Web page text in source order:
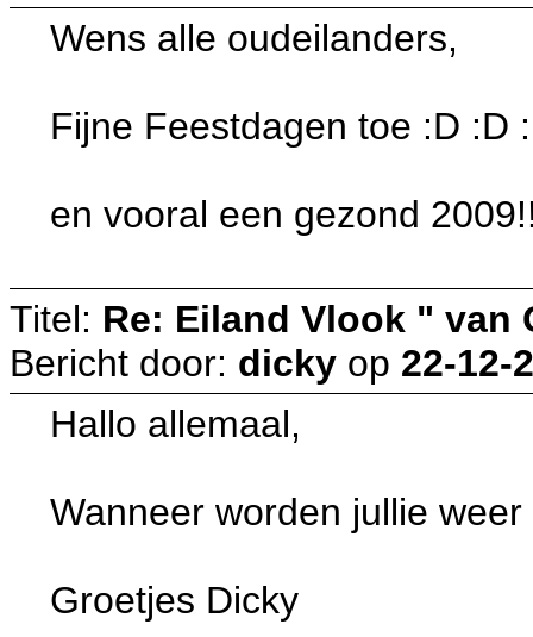
Wens alle oudeilanders,
Fijne Feestdagen toe :D :D
en vooral een gezond
Titel: Re: Eiland Vlook " van
Bericht door: dicky op 22-12-
Hallo allemaal,
Wanneer worden jullie
Groetjes Dicky